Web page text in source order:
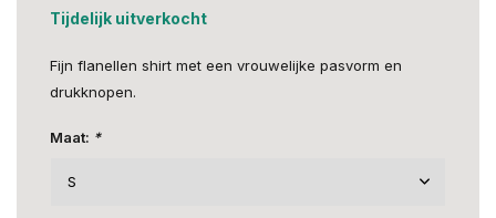
Tijdelijk uitverkocht
Fijn flanellen shirt met een vrouwelijke pasvorm en
drukknopen.
Maat: *